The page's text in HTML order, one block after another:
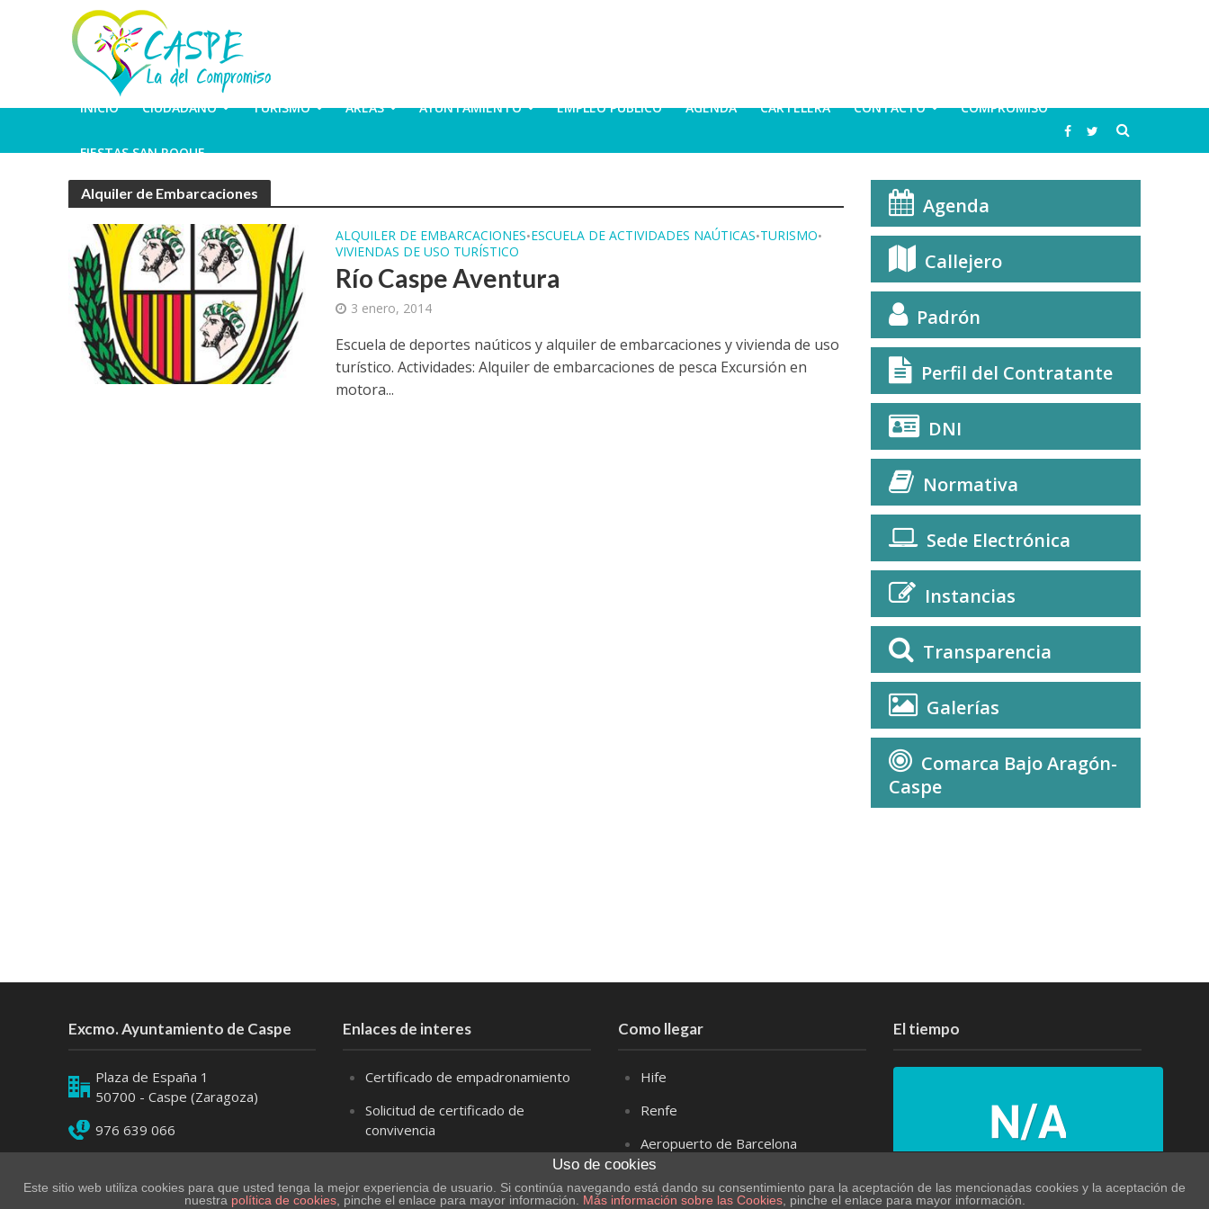
INICIO CIUDADANO TURISMO ÁREAS AYUNTAMIENTO EMPLEO PÚBLICO AGENDA CARTELERA CONTACTO COMPROMISO
FIESTAS SAN ROQUE
Alquiler de Embarcaciones
ALQUILER DE EMBARCACIONES•ESCUELA DE ACTIVIDADES NAÚTICAS•TURISMO•
VIVIENDAS DE USO TURÍSTICO
Río Caspe Aventura
3 enero, 2014
Escuela de deportes naúticos y alquiler de embarcaciones y vivienda de uso
turístico. Actividades: Alquiler de embarcaciones de pesca Excursión en
motora...
Agenda
Callejero
Padrón
Perfil del Contratante
DNI
Normativa
Sede Electrónica
Instancias
Transparencia
Galerías
Comarca Bajo Aragón-
Caspe
Excmo. Ayuntamiento de Caspe
Plaza de España 1
50700 - Caspe (Zaragoza)
976 639 066
contacto@caspe.es
Enlaces de interes
Certificado de empadronamiento
Solicitud de certificado de
convivencia
Desclaración responsable obras
menores
Como llegar
Hife
Renfe
Aeropuerto de Barcelona
El tiempo
N/A
Uso de cookies
Este sitio web utiliza cookies para que usted tenga la mejor experiencia de usuario. Si continúa navegando está dando su consentimiento para la aceptación de las mencionadas cookies y la aceptación de
nuestra política de cookies, pinche el enlace para mayor información. Más información sobre las Cookies, pinche el enlace para mayor información.